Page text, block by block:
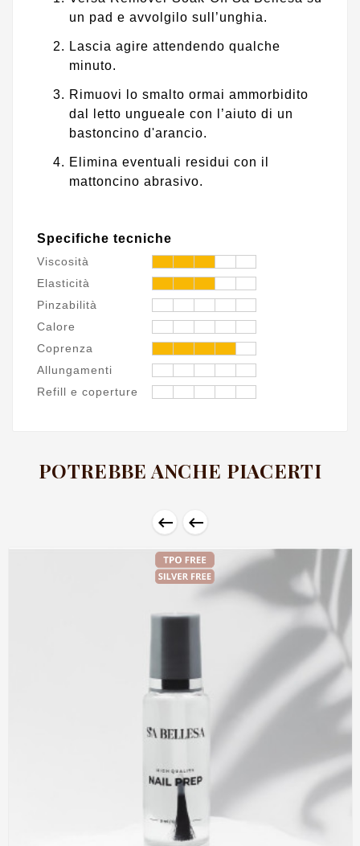
un pad e avvolgilo sull’unghia.
Lascia agire attendendo qualche
minuto.
Rimuovi lo smalto ormai ammorbidito
dal letto ungueale con l’aiuto di un
bastoncino d'arancio.
Elimina eventuali residui con il
mattoncino abrasivo.
Specifiche tecniche
Viscosità
Elasticità
Pinzabilità
Calore
Coprenza
Allungamenti
Refill e coperture
POTREBBE ANCHE PIACERTI
 